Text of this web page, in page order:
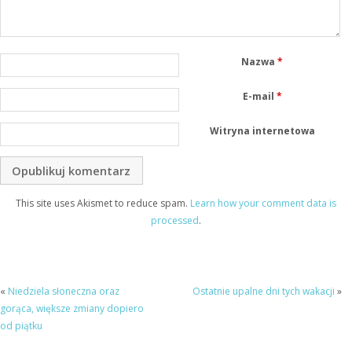
Nazwa*
E-mail *
Witryna internetowa
This site uses Akismet to reduce spam. Learn how your comment data is
processed.
« Niedziela słoneczna oraz
gorąca, większe zmiany dopiero
od piątku
Ostatnie upalne dni tych wakacji »